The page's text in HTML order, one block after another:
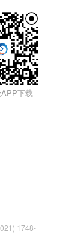
下载
1748-